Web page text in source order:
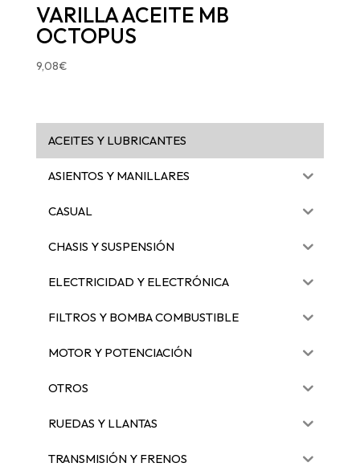
VARILLA ACEITE MB
OCTOPUS
9,08€
ACEITES Y LUBRICANTES
ASIENTOS Y MANILLARES
CASUAL
CHASIS Y SUSPENSIÓN
ELECTRICIDAD Y ELECTRÓNICA
FILTROS Y BOMBA COMBUSTIBLE
MOTOR Y POTENCIACIÓN
OTROS
RUEDAS Y LLANTAS
TRANSMISIÓN Y FRENOS